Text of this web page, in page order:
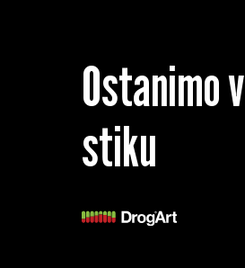
Ostanimo v
stiku